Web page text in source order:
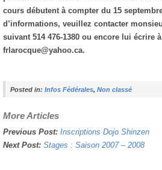
cours débutent à compter du 15
d’informations, veuillez contacter
suivant 514 476-1380 ou encore lui écrire
frlarocque@yahoo.ca.
Posted in:Infos Fédérales,Non classé
More Articles
Previous Post: Inscriptions Dojo Shinzen
Next Post: Stages : Saison 2007 – 2008